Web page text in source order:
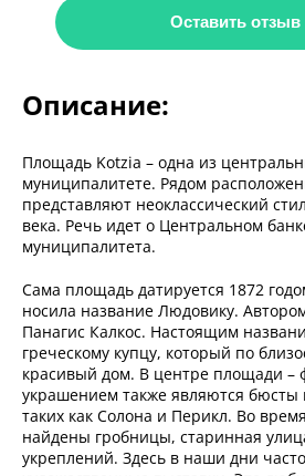
Оставить отзыв
Описание:
Площадь Kotzia – одна из
муниципалитете. Рядом
представляют неоклассический
века. Речь идет о Центральном
муниципалитета.
Сама площадь датируется 1872
носила название Людовику.
Панагис Калкос. Настоящим
греческому купцу, который по
красивый дом. В центре площади –
украшением также являются бюсты
таких как Солона и Перикл. Во
найдены гробницы, старинная
укреплений. Здесь в наши дни